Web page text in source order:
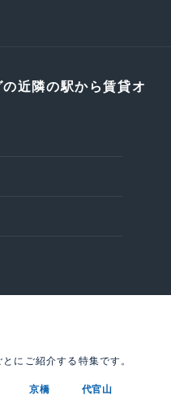
近隣の駅から賃貸オ
にご紹介する特集です。
京橋 代官山